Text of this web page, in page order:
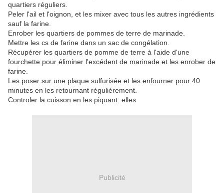
quartiers réguliers.
Peler l'ail et l'oignon, et les mixer avec tous les autres ingrédients
sauf la farine.
Enrober les quartiers de pommes de terre de marinade.
Mettre les cs de farine dans un sac de congélation.
Récupérer les quartiers de pomme de terre à l'aide d'une
fourchette pour éliminer l'excédent de marinade et les enrober de
farine.
Les poser sur une plaque sulfurisée et les enfourner pour 40
minutes en les retournant régulièrement.
Controler la cuisson en les piquant: elles
Publicité